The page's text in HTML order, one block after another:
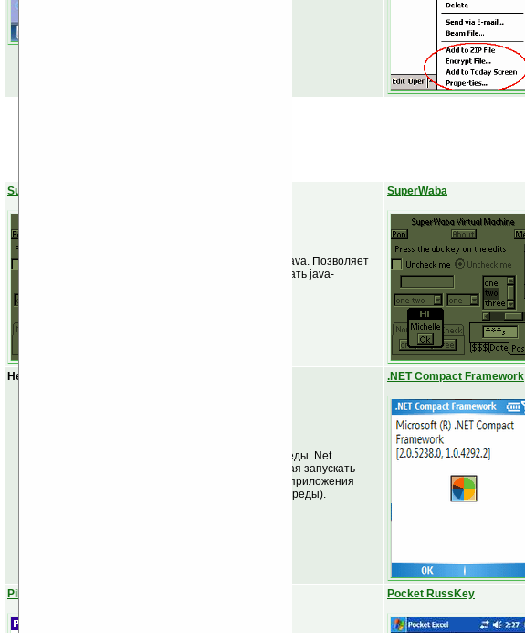
SuperWaba
Виртуальная машина Java. Позволяет
устанавливать и запускать java-
SuperWaba
Нет аналогов
Упрощенная версия среды .Net
Framework, позволяющая запускать
кросс-платформенные приложения
(написанные для этой среды).
.NET Compact Framework
PiLoc Pocket RussKey